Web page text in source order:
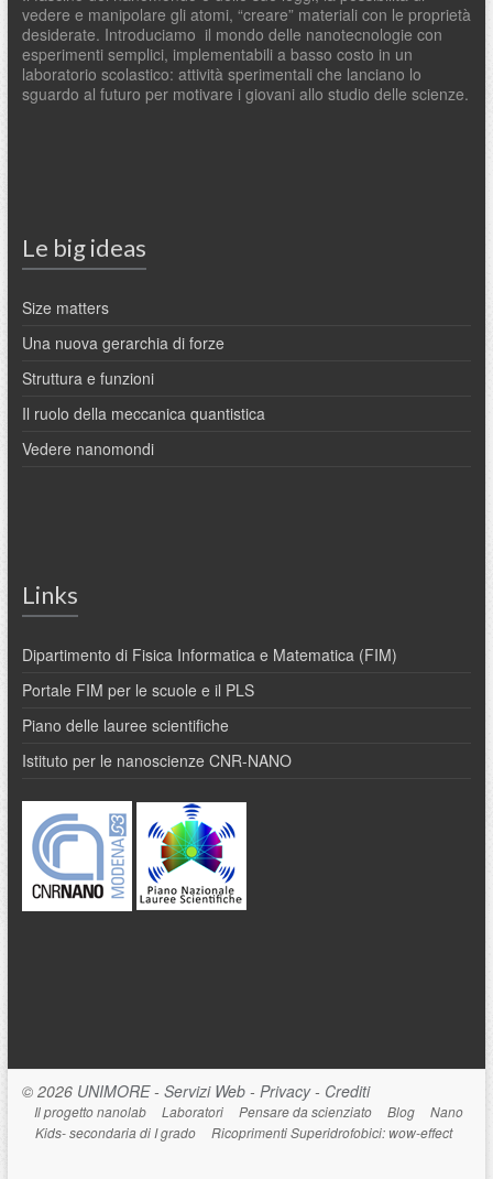
vedere e manipolare gli atomi, “creare” materiali con le proprietà
desiderate. Introduciamo il mondo delle nanotecnologie con
esperimenti semplici, implementabili a basso costo in un
laboratorio scolastico: attività sperimentali che lanciano lo
sguardo al futuro per motivare i giovani allo studio delle scienze.
Le big ideas
Size matters
Una nuova gerarchia di forze
Struttura e funzioni
Il ruolo della meccanica quantistica
Vedere nanomondi
Links
Dipartimento di Fisica Informatica e Matematica (FIM)
Portale FIM per le scuole e il PLS
Piano delle lauree scientifiche
Istituto per le nanoscienze CNR-NANO
© 2026 UNIMORE- Servizi Web- Privacy- Crediti
Il progetto nanolab Laboratori Pensare da scienziato Blog
Nano
Kids- secondaria di I grado
Ricoprimenti Superidrofobici: wow-effect